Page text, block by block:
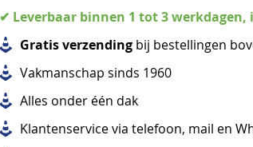
✔ Leverbaar binnen 1 tot 3 werkdagen,
Gratis verzending bij bestellingen
Vakmanschap sinds 1960
Alles onder één dak
Klantenservice via telefoon, mail en